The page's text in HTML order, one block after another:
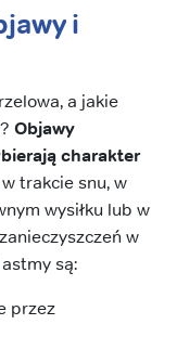
i
a jakie
Objawy
charakter
trakcie snu, w
wysiłku lub w
w
są:
przez